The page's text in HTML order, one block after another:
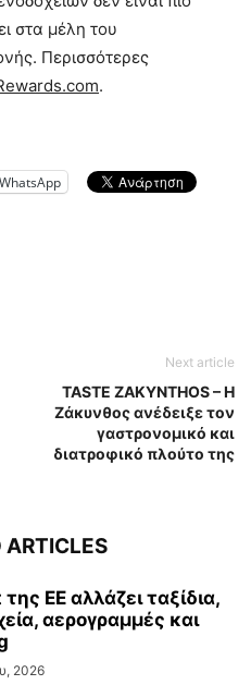
στα μέλη του
Περισσότερες
.
WhatsApp
Next article
TASTE ZAKYNTHOS – Η
Ζάκυνθος ανέδειξε τον
γαστρονομικό και
διατροφικό πλούτο της
ARTICLES
ΕΕ αλλάζει ταξίδια,
αερογραμμές και
2026